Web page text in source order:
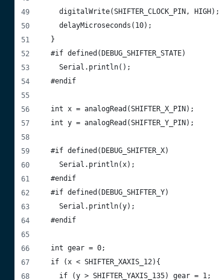
    digitalWrite(SHIFTER_CLOCK_PIN, HIGH);
    delayMicroseconds(10);
  }
  #if defined(DEBUG_SHIFTER_STATE)
    Serial.println();
  #endif
  int x = analogRead(SHIFTER_X_PIN);
  int y = analogRead(SHIFTER_Y_PIN);
  #if defined(DEBUG_SHIFTER_X)
    Serial.println(x);
  #endif
  #if defined(DEBUG_SHIFTER_Y)
    Serial.println(y);
  #endif
  int gear = 0;
  if (x < SHIFTER_XAXIS_12){
    if (y > SHIFTER_YAXIS_135) gear = 1;